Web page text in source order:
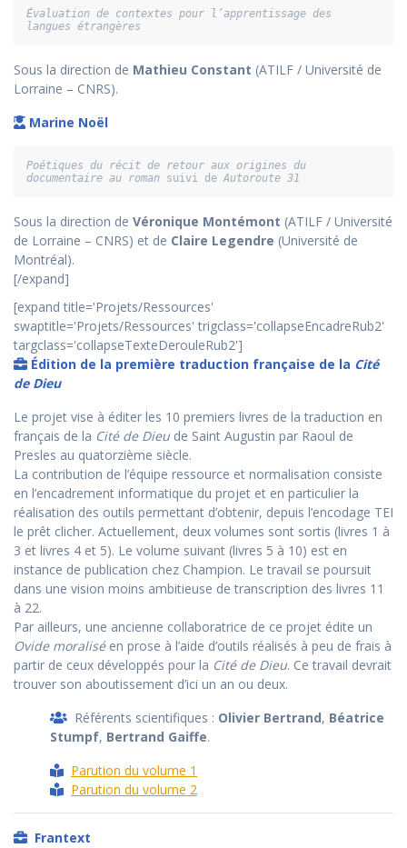
Évaluation de contextes pour l’apprentissage des
langues étrangères
Sous la direction de Mathieu Constant (ATILF / Université de
Lorraine – CNRS).
Marine Noël
Poétiques du récit de retour aux origines du
documentaire au roman suivi de Autoroute 31
Sous la direction de Véronique Montémont (ATILF / Université
de Lorraine – CNRS) et de Claire Legendre (Université de
Montréal).
[/expand]
[expand title='Projets/Ressources'
swaptitle='Projets/Ressources' trigclass='collapseEncadreRub2'
targclass='collapseTexteDerouleRub2']
Édition de la première traduction française de la Cité
de Dieu
Le projet vise à éditer les 10 premiers livres de la traduction en
français de la Cité de Dieu de Saint Augustin par Raoul de
Presles au quatorzième siècle.
La contribution de l’équipe ressource et normalisation consiste
en l’encadrement informatique du projet et en particulier la
réalisation des outils permettant d’obtenir, depuis l’encodage TEI
le prêt clicher. Actuellement, deux volumes sont sortis (livres 1 à
3 et livres 4 et 5). Le volume suivant (livres 5 à 10) est en
instance de publication chez Champion. Le travail se poursuit
dans une vision moins ambitieuse de transcription des livres 11
à 22.
Par ailleurs, une ancienne collaboratrice de ce projet édite un
Ovide moraliséen prose à l’aide d’outils réalisés à peu de frais à
partir de ceux développés pour la Cité de Dieu. Ce travail devrait
trouver son aboutissement d’ici un an ou deux.
Référents scientifiques : Olivier Bertrand, Béatrice
Stumpf, Bertrand Gaiffe.
Parution du volume 1
Parution du volume 2
Frantext